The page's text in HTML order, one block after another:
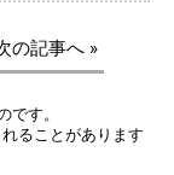
の記事へ »
です。
ることがあります